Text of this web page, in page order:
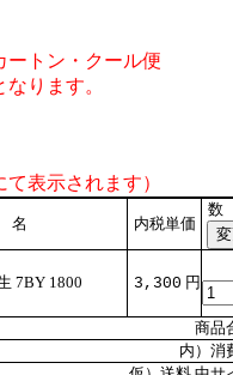
ートン・クール便
ります。
表示されます）
名 内税単価
数
7BY 1800 3,300 円
商品
内）消